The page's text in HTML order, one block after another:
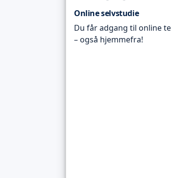
Online selvstudie
Du får adgang til online
– også hjemmefra!